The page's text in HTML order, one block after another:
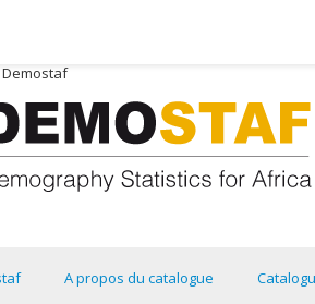
A propos du catalogue